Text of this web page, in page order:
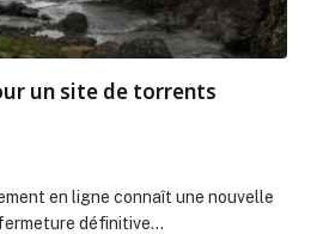
un site de torrents
en ligne connaît une nouvelle
définitive…